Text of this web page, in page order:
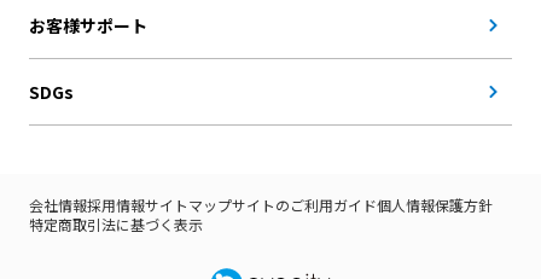
お客様サポート
SDGs
会社情報採用情報サイトマップサイトのご利用ガイド個人情報保護方針
特定商取引法に基づく表示